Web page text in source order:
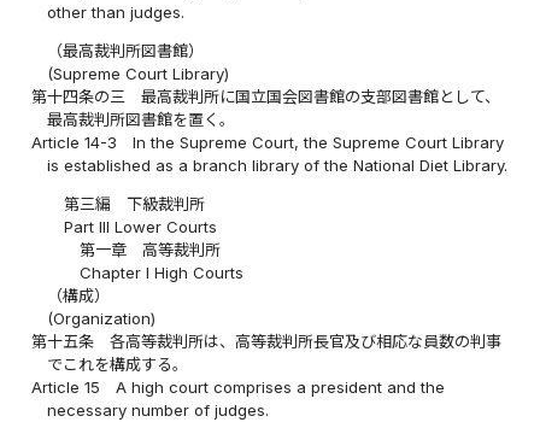
other than judges.
（最高裁判所図書館）
(Supreme Court Library)
第十四条の三
最高裁判所に国立国会図書館の支部図書館として、
最高裁判所図書館を置く。
Article 14-3
In the Supreme Court, the Supreme Court Library
is established as a branch library of the National Diet Library.
第三編 下級裁判所
Part III Lower Courts
第一章 高等裁判所
Chapter I High Courts
（構成）
(Organization)
第十五条
各高等裁判所は、高等裁判所長官及び相応な員数の判事
でこれを構成する。
Article 15
A high court comprises a president and the
necessary number of judges.